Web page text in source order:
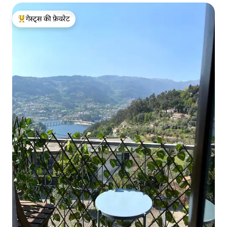
गेस्ट्स का टॉप फ़ेवरेट
गेस्ट्स की फ़ेवरेट